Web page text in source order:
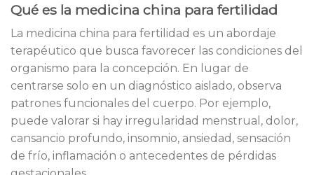
Qué es la medicina china para fertilidad
La medicina china para fertilidad es un abordaje
terapéutico que busca favorecer las condiciones del
organismo para la concepción. En lugar de
centrarse solo en un diagnóstico aislado, observa
patrones funcionales del cuerpo. Por ejemplo,
puede valorar si hay irregularidad menstrual, dolor,
cansancio profundo, insomnio, ansiedad, sensación
de frío, inflamación o antecedentes de pérdidas